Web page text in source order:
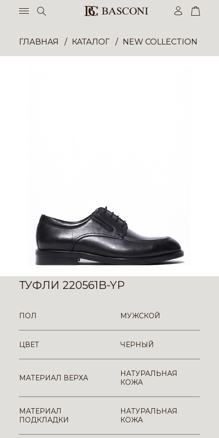
ГЛАВНАЯ КАТАЛОГ NEW COLLECTION
ТУФЛИ 220561B-YP
ПОЛ МУЖСКОЙ
ЦВЕТ ЧЕРНЫЙ
МАТЕРИАЛ ВЕРХА
НАТУРАЛЬНАЯ
КОЖА
МАТЕРИАЛ
ПОДКЛАДКИ
НАТУРАЛЬНАЯ
КОЖА